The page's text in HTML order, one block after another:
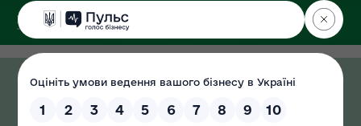
ДЕРЖЕКОІНСПЕКЦІЯ